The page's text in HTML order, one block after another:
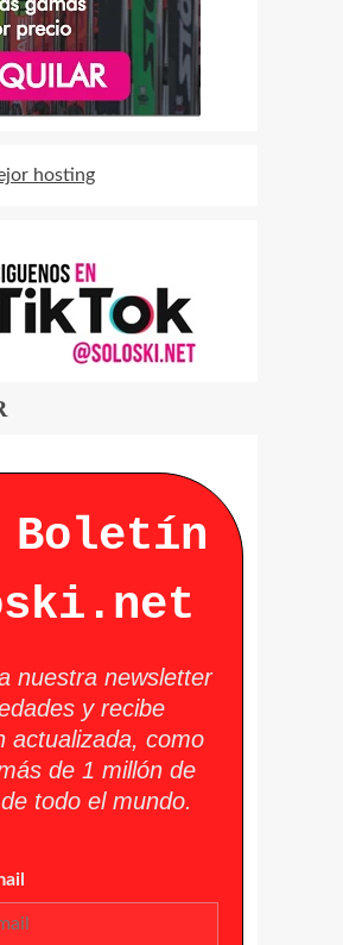
nuestra newsletter
y recibe
actualizada, como
de 1 millón de
todo el mundo.